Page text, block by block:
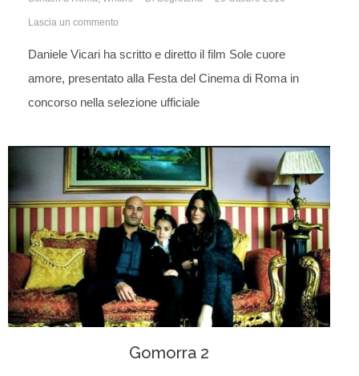
Lascia un commento
Daniele Vicari ha scritto e diretto il film Sole cuore
amore, presentato alla Festa del Cinema di Roma in
concorso nella selezione ufficiale
Gomorra 2